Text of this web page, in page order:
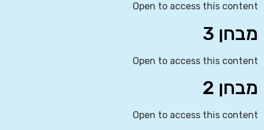
Open to access this content
מבחן 3
Open to access this content
מבחן 2
Open to access this content